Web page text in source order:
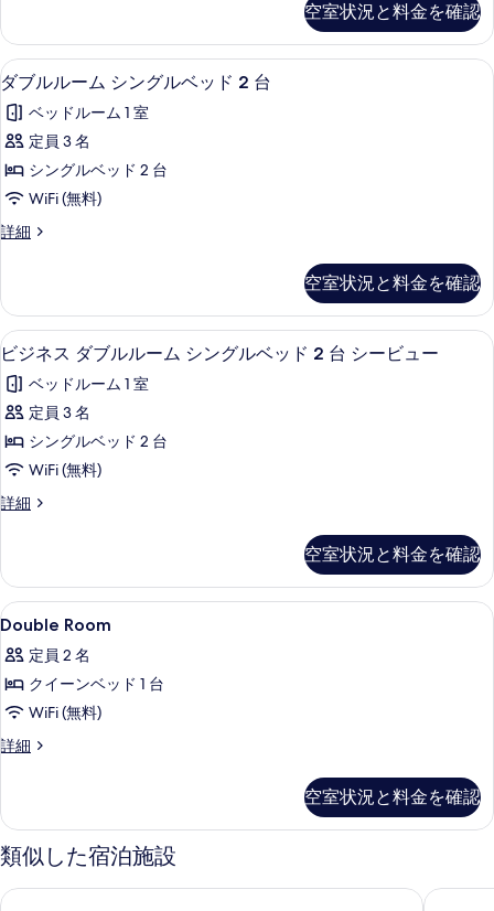
示
す
る
べ
て
の
写
真
を
表
示
る
て
の
写
真
を
表
示
す
View
の
詳
細
空室状況と料金を確認
ダ
ブ
ル
ル
ー
シ
グ
ル
ベ
ッ
ド
2
台
の
て
の
写
真
を
表
示
る
セーフティボックス (室内)、デスク
9
ダブルルーム シングルベッド 2 台
ベッドルーム 1 室
定員 3 名
シングルベッド 2 台
WiFi (無料)
詳細
ダ
ー
ム
シ
グ
ル
ッ
ド
台
空室状況と料金を確認
ビ
ジ
ネ
ス
ダ
ル
ー
ム
シ
ン
グ
ル
ベ
2
台
シ
セーフティボックス (室内)、デスク
8
ビジネス ダブルルーム シングルベッド 2 台 シービュー
ベッドルーム 1 室
定員 3 名
シングルベッド 2 台
WiFi (無料)
詳細
ビ
ダ
ブ
ル
ー
ム
ン
グ
ル
ド
台
ー
空室状況と料金を確認
Double
Room
の
す
べ
て
真
を
表
セーフティボックス (室内)、デスク
5
Double Room
定員 2 名
クイーンベッド 1 台
WiFi (無料)
詳細
Double
細
空室状況と料金を確認
類似した宿泊施設
ホテル ベスト 4 バルセロナ ホテル